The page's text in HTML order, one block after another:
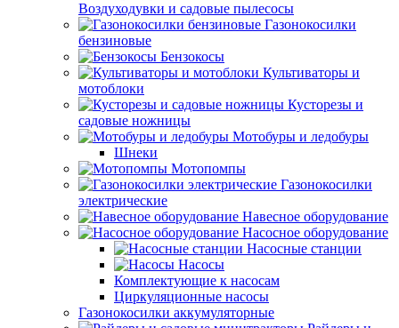
Воздуходувки и садовые пылесосы
Газонокосилки
бензиновые
Бензокосы
Культиваторы и
мотоблоки
Кусторезы и
садовые ножницы
Мотобуры и ледобуры
Шнеки
Мотопомпы
Газонокосилки
электрические
Навесное оборудование
Насосное оборудование
Насосные станции
Насосы
Комплектующие к насосам
Циркуляционные насосы
Газонокосилки аккумуляторные